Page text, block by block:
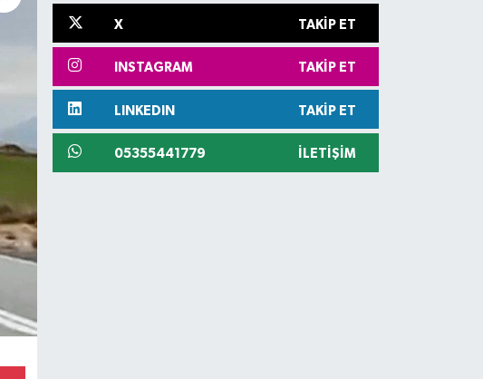
X TAKIP ET
INSTAGRAM TAKIP ET
LINKEDIN TAKIP ET
05355441779 İLETIŞIM